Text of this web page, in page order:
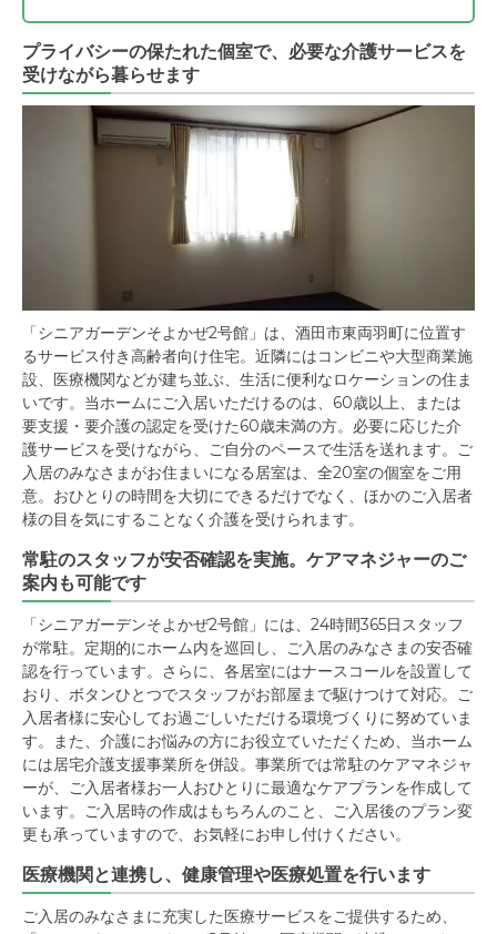
プライバシーの保たれた個室で、必要な介護サービスを
受けながら暮らせます
「シニアガーデンそよかぜ2号館」は、酒田市東両羽町に位置す
るサービス付き高齢者向け住宅。近隣にはコンビニや大型商業施
設、医療機関などが建ち並ぶ、生活に便利なロケーションの住ま
いです。当ホームにご入居いただけるのは、60歳以上、または
要支援・要介護の認定を受けた60歳未満の方。必要に応じた介
護サービスを受けながら、ご自分のペースで生活を送れます。ご
入居のみなさまがお住まいになる居室は、全20室の個室をご用
意。おひとりの時間を大切にできるだけでなく、ほかのご入居者
様の目を気にすることなく介護を受けられます。
常駐のスタッフが安否確認を実施。ケアマネジャーのご
案内も可能です
「シニアガーデンそよかぜ2号館」には、24時間365日スタッフ
が常駐。定期的にホーム内を巡回し、ご入居のみなさまの安否確
認を行っています。さらに、各居室にはナースコールを設置して
おり、ボタンひとつでスタッフがお部屋まで駆けつけて対応。ご
入居者様に安心してお過ごしいただける環境づくりに努めていま
す。また、介護にお悩みの方にお役立ていただくため、当ホーム
には居宅介護支援事業所を併設。事業所では常駐のケアマネジャ
ーが、ご入居者様お一人おひとりに最適なケアプランを作成して
います。ご入居時の作成はもちろんのこと、ご入居後のプラン変
更も承っていますので、お気軽にお申し付けください。
医療機関と連携し、健康管理や医療処置を行います
ご入居のみなさまに充実した医療サービスをご提供するため、